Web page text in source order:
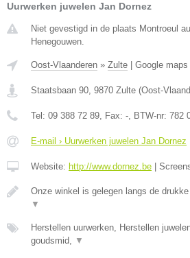
Uurwerken juwelen Jan Dornez
Niet gevestigd in de plaats Montroeul
Henegouwen.
Oost-Vlaanderen » Zulte Google maps
Staatsbaan 90, 9870 Zulte (Oost-
Tel: 09 388 72 89, Fax: -, BTW-nr: 782
E-mail › Uurwerken juwelen Jan Dornez
Website: http://www.dornez.be
Onze winkel is gelegen langs de
▼
Herstellen uurwerken, Herstellen
goudsmid, ▼